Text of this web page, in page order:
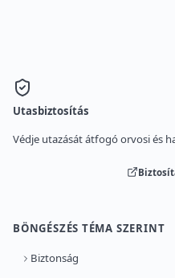
Utasbiztosítás
Védje utazását átfogó orvosi és
BÖNGÉSZÉS TÉMA SZERINT
Biztonság